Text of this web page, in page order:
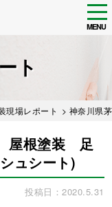
MENU
ト
現場レポート > 神奈川県
屋根塗装 足
ュシート)
投稿日：2020.5.31